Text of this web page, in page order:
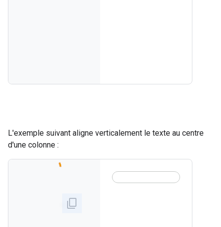
L'exemple suivant aligne verticalement le texte au centre
d'une colonne :